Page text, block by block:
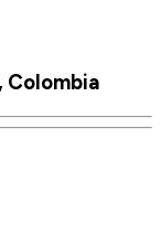
Colombia